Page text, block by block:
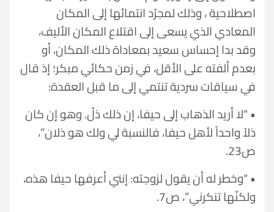
اصطلاحية ، وذلك لمجرّد انتمائها إلى المكان
المعادي الذي يسعى إلى اقتلاع المكان الأليف،
وقد بدا إحساس سعيد بمعاداة ذلك المكان، أو
بعدم ألفته على الأقل، في زمن حكائي مبكر؛ إذ قال
في سياقات سردية تنتمي إلى ما قبل العقدة:
• “لا أريد الذهاب إلى حيفا، إن ذلك ذلّ. وهو إن كان
ذلاً واحداً لأهل حيفا، فالنسبة لي ولك هو ذلان”،
ص23.
• “وخطر له أن يقول لزوجته: إنني أعرفها حيفا هذه،
ولكنّها تنكرني”، ص7.